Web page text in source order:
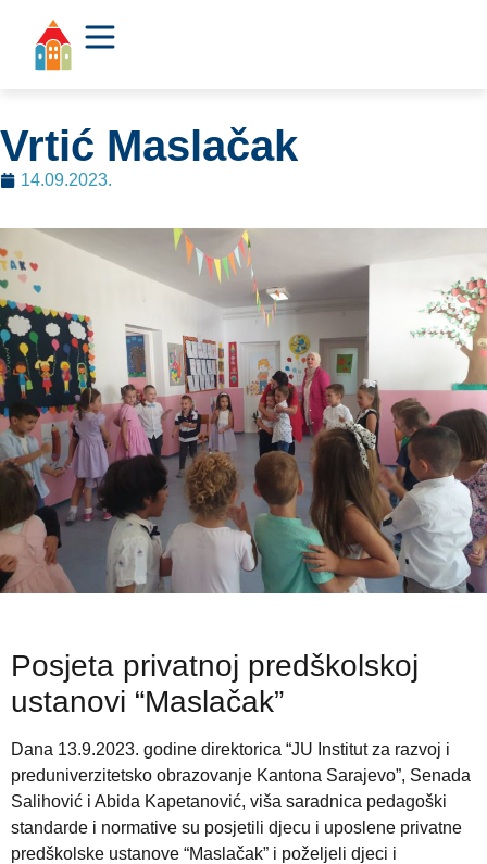
Vrtić Maslačak
14.09.2023.
Posjeta privatnoj predškolskoj
ustanovi “Maslačak”
Dana 13.9.2023. godine direktorica “JU Institut za razvoj i
preduniverzitetsko obrazovanje Kantona Sarajevo”, Senada
Salihović i Abida Kapetanović, viša saradnica pedagoški
standarde i normative su posjetili djecu i uposlene privatne
predškolske ustanove “Maslačak” i poželjeli djeci i